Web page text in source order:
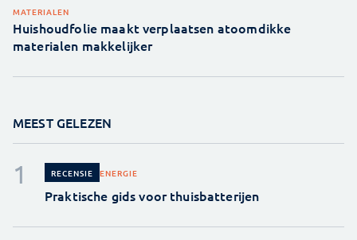
MATERIALEN
Huishoudfolie maakt verplaatsen atoomdikke
materialen makkelijker
MEEST GELEZEN
RECENSIE ENERGIE
Praktische gids voor thuisbatterijen